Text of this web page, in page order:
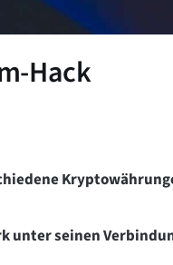
Hack
unter seinen